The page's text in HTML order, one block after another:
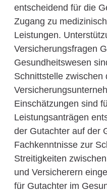
entscheidend für die
Zugang zu
Leistungen.
Versicherungsfragen
Gesundheitswesen
Schnittstelle zwischen
Einschätzungen sind
Leistungsanträgen
der Gutachter auf der
Fachkenntnisse zur
Streitigkeiten
und Versicherern
für Gutachter im